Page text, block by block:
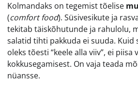
Kolmandaks on tegemist tõelise
(comfort food). Süsivesikute ja
tekitab täiskõhutunde ja rahulolu,
salatid tihti pakkuda ei suuda. Kuid
oleks tõesti “keele alla viiv”, ei piisa
kokkusegamisest. On vaja teada
nüansse.